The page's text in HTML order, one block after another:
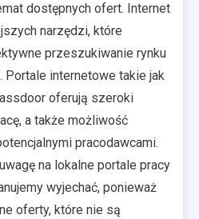
dostępnych ofert. Internet
narzędzi, które
przeszukiwanie rynku
Portale internetowe takie jak
oferują szeroki
a także możliwość
pracodawcami.
na lokalne portale pracy
wyjechać, ponieważ
oferty, które nie są